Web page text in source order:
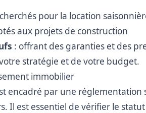
pour la location
aux projets de construction
: offrant des garanties et des
stratégie et de votre budget.
immobilier
encadré par une
Il est essentiel de vérifier le